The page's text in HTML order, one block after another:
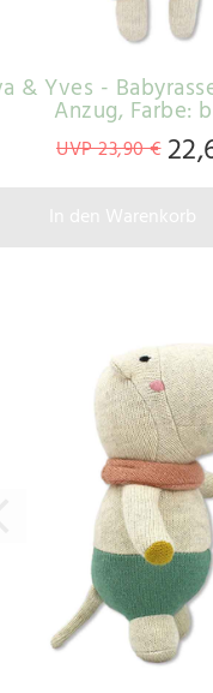
& Yves -
Anzug, Farbe:
UVP 23,90 €